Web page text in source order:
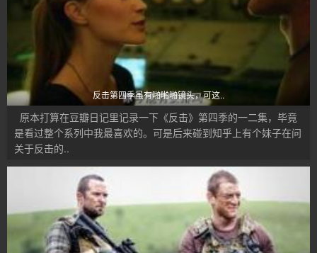
反击第四季虽有啪啪啪镜头，可这..
原本打算在豆瓣日记里记录一下《反击》第四季的一二集，毕竟
是看过整个系列中我最喜欢的。可是后来碰到知乎上有个妹子在问
关于反击的..